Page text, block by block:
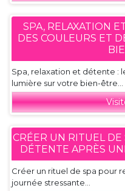
SPA, RELAXATION
DES COULEURS ET
Spa, relaxation et détente :
lumière sur votre bien-être...
CRÉER UN RITUEL
DÉTENTE APRÈS
Créer un rituel de spa pour
journée stressante...